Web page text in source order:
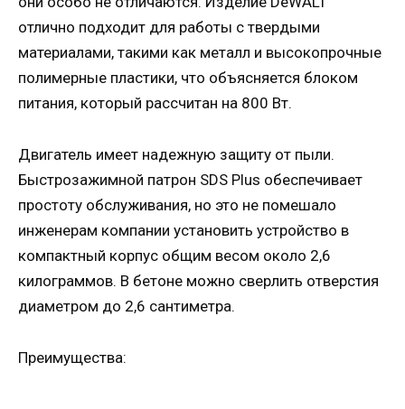
отлично подходит для работы с твердыми
материалами, такими как металл и высокопрочные
полимерные пластики, что объясняется блоком
питания, который рассчитан на 800 Вт.
Двигатель имеет надежную защиту от пыли.
Быстрозажимной патрон SDS Plus обеспечивает
простоту обслуживания, но это не помешало
инженерам компании установить устройство в
компактный корпус общим весом около 2,6
килограммов. В бетоне можно сверлить отверстия
диаметром до 2,6 сантиметра.
Преимущества: